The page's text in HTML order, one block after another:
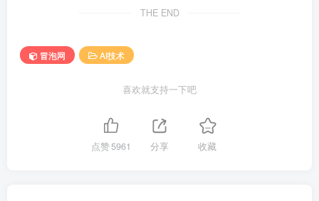
THE END
冒泡网 AI技术
喜欢就支持一下吧
点赞5961 分享 收藏